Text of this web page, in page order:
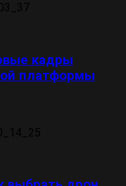
кадры
платформы